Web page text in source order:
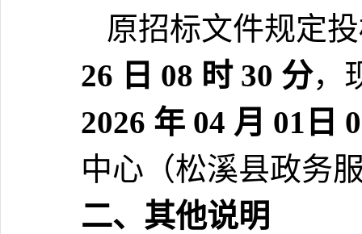
原招标文件规定
26 日 08 时 30 分，
2026 年 04 月 01日
中心（松溪县政务
二、其他说明